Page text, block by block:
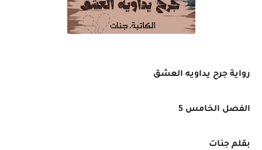
رواية جرح يداويه العشق
الفصل الخامس 5
بقلم جنات